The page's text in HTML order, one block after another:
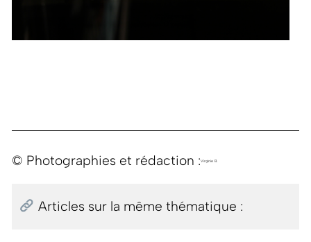
© Photographies et rédaction :Virginie B.
Articles sur la même thématique :